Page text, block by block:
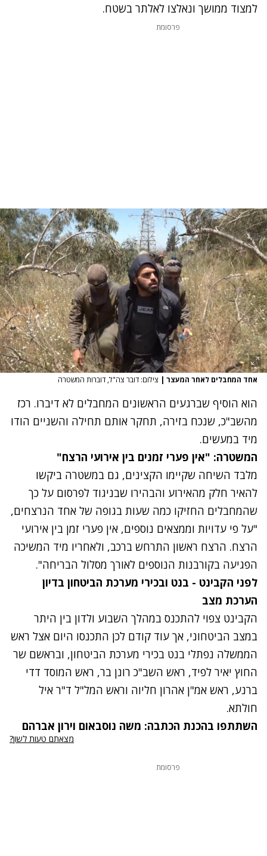
למצוד ממושך ונאלצו לאלתר בשטח.
פרסומת
אחד המחבלים לאחר המעצר | צילום: דובר צה"ל, דוברות המשטרה
נסה שוב
הוא הוסיף שברגעים הראשונים המחבלים לא דיברו. רכז
מהשב"כ, שנכח בזירה, תחקר אותם תחילה והשניים הודו
מיד במעשים.
המשטרה: "אין פערי זמנים בין אירועי הרצח"
מלבד השיחה שקיימו הקצינים, גם במשטרה ביקשו
להאיר חלק מהאירוע והבהירו שבניגוד לפרסום על כך
שהמחבלים החזיקו כמה שעות בגופה של אחד הנרצחים,
"על פי עדויות וממצאים נוספים, אין פערי זמן בין אירועי
הרצח. הרצח ראשון התרחש ברכב, ולאחריו מיד המשיכה
הפגיעה בקורבנות הנוספים לאורך מסלול הבריחה".
לפני הקבינט - בנט ובכירי מערכת הביטחון בדיון
הערכת מצב
הקבינט צפוי להתכנס במהלך השבוע ולדון בין היתר
במצב הביטחוני, אך עוד קודם לכן התכנסו היום אצל ראש
הממשלה נפתלי בנט בכירי מערכת הביטחון, ובראשם שר
החוץ יאיר לפיד, ראש השב"כ רונן בר, ראש המוסד דדי
ברנע, ראש אמ"ן אהרון חליוה וראש המל"ל ד"ר איל
חולתא.
השתתפו בהכנת הכתבה: משה נוסבאום וירון אברהם
מצאתם טעות לשון?
פרסומת